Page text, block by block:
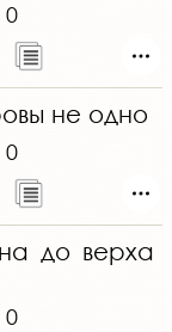
0
не одно
0
до верха
0